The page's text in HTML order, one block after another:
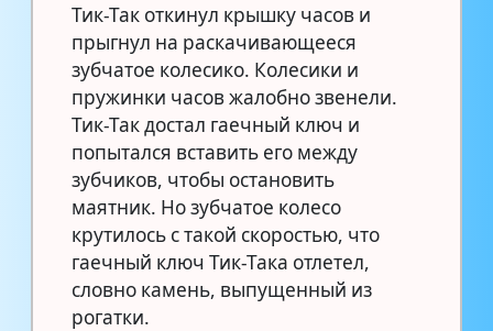
Тик-Так откинул крышку часов и
прыгнул на раскачивающееся
зубчатое колесико. Колесики и
пружинки часов жалобно звенели.
Тик-Так достал гаечный ключ и
попытался вставить его между
зубчиков, чтобы остановить
маятник. Но зубчатое колесо
крутилось с такой скоростью, что
гаечный ключ Тик-Така отлетел,
словно камень, выпущенный из
рогатки.